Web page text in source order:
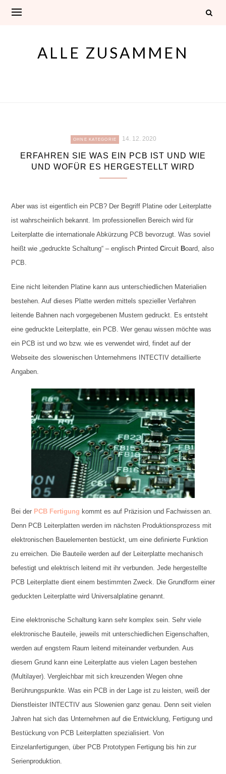
ALLE ZUSAMMEN
OHNE KATEGORIE 14. 12. 2020
ERFAHREN SIE WAS EIN PCB IST UND WIE
UND WOFÜR ES HERGESTELLT WIRD
Aber was ist eigentlich ein PCB? Der Begriff Platine oder Leiterplatte
ist wahrscheinlich bekannt. Im professionellen Bereich wird für
Leiterplatte die internationale Abkürzung PCB bevorzugt. Was soviel
heißt wie „gedruckte Schaltung“ – englisch Printed Circuit Board, also
PCB.
Eine nicht leitenden Platine kann aus unterschiedlichen Materialien
bestehen. Auf dieses Platte werden mittels spezieller Verfahren
leitende Bahnen nach vorgegebenen Mustern gedruckt. Es entsteht
eine gedruckte Leiterplatte, ein PCB. Wer genau wissen möchte was
ein PCB ist und wo bzw. wie es verwendet wird, findet auf der
Webseite des slowenischen Unternehmens INTECTIV detaillierte
Angaben.
Bei der PCB Fertigung kommt es auf Präzision und Fachwissen an.
Denn PCB Leiterplatten werden im nächsten Produktionsprozess mit
elektronischen Bauelementen bestückt, um eine definierte Funktion
zu erreichen. Die Bauteile werden auf der Leiterplatte mechanisch
befestigt und elektrisch leitend mit ihr verbunden. Jede hergestellte
PCB Leiterplatte dient einem bestimmten Zweck. Die Grundform einer
geduckten Leiterplatte wird Universalplatine genannt.
Eine elektronische Schaltung kann sehr komplex sein. Sehr viele
elektronische Bauteile, jeweils mit unterschiedlichen Eigenschaften,
werden auf engstem Raum leitend miteinander verbunden. Aus
diesem Grund kann eine Leiterplatte aus vielen Lagen bestehen
(Multilayer). Vergleichbar mit sich kreuzenden Wegen ohne
Berührungspunkte. Was ein PCB in der Lage ist zu leisten, weiß der
Dienstleister INTECTIV aus Slowenien ganz genau. Denn seit vielen
Jahren hat sich das Unternehmen auf die Entwicklung, Fertigung und
Bestückung von PCB Leiterplatten spezialisiert. Von
Einzelanfertigungen, über PCB Prototypen Fertigung bis hin zur
Serienproduktion.